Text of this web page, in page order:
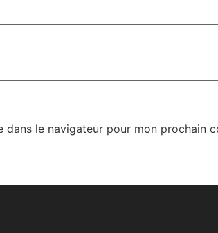
le navigateur pour mon prochain